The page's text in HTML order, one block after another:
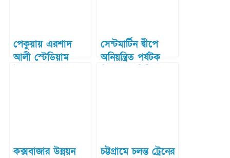
পেকুয়ায় এরশাদ
আলী স্টেডিয়াম
সেন্টমার্টিন দ্বীপে
অনিয়ন্ত্রিত পর্যটক
কক্সবাজার উন্নয়ন
চট্টগ্রামে চলন্ত ট্রেনের